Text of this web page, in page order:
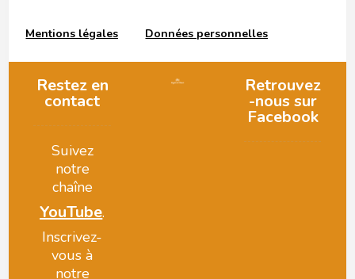
Mentions légales Données personnelles
Restez en
contact
Suivez
notre
chaîne
YouTube.
Inscrivez-
vous à
notre
Retrouvez
-nous sur
Facebook